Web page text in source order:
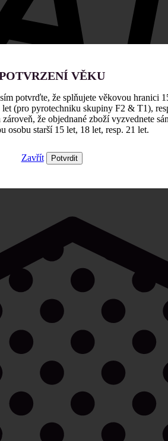
VĚKU
potvrďte, že splňujete věkovou hranici
(pro pyrotechniku skupiny F2 & T1),
že objednané zboží vyzvednete
osobu starší 15 let, 18 let, resp. 21 let.
Zavřít Potvrdit